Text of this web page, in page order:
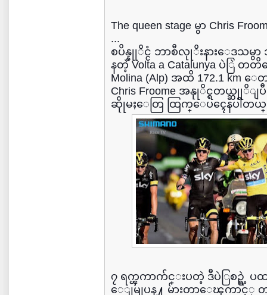
The queen stage မွာ Chris
...
စပိန္နုုိင္ငံ ဘာစီလုုိးနားေဒသမွ
နတဲ့ Volta a Catalunya ပဲြဲ တတိ
Molina (Alp) အထိ 172.1 km ေ
Chris Froome အနုုိင္ရတယ္ဆုုိ
ဆိုုမႈေတြ ထြက္ေပၚေနပါတယ္
၇ ရက္ၾကာက်င္းပတဲ့ ဒီပဲြစဥ္ရဲ့ ပထမ
ေျမျပန္႔ မ်ားတာေၾကာင့္